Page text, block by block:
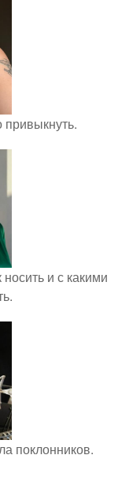
и с какими
поклонников.